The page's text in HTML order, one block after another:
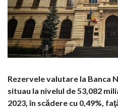
Rezervele valutare la Banca
situau la nivelul de 53,082
2023, în scădere cu 0,49%,